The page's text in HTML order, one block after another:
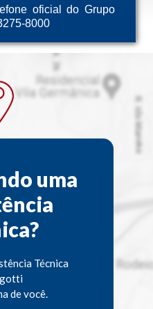
oficial do Grupo
8000
Ficha Técnica
uma
Técnica
de você.